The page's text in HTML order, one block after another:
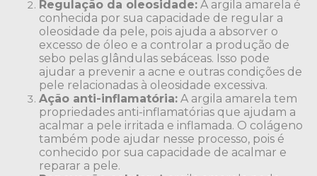
Regulação da oleosidade: A argila amarela é
conhecida por sua capacidade de regular a
oleosidade da pele, pois ajuda a absorver o
excesso de óleo e a controlar a produção de
sebo pelas glândulas sebáceas. Isso pode
ajudar a prevenir a acne e outras condições de
pele relacionadas à oleosidade excessiva.
Ação anti-inflamatória: A argila amarela tem
propriedades anti-inflamatórias que ajudam a
acalmar a pele irritada e inflamada. O colágeno
também pode ajudar nesse processo, pois é
conhecido por sua capacidade de acalmar e
reparar a pele.